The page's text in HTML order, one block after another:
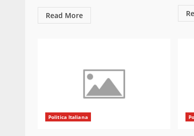
Read More
Politica Italiana